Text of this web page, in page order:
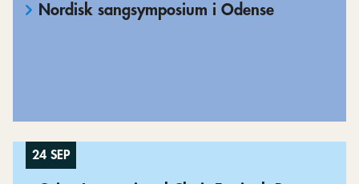
Nordisk sangsymposium i Odense
24 SEP